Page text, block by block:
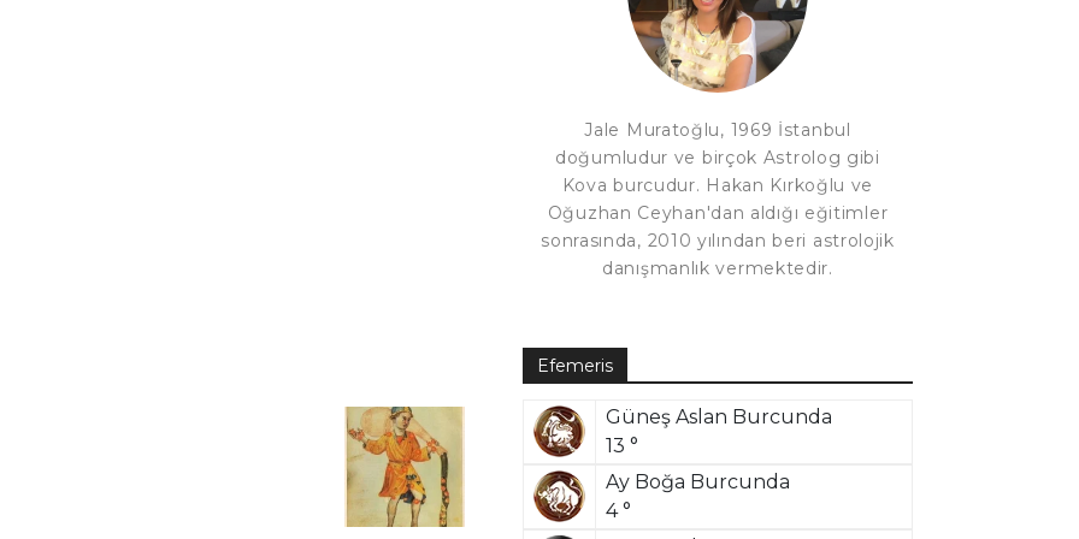
Jale Muratoğlu, 1969 İstanbul
doğumludur ve birçok Astrolog gibi
Kova burcudur. Hakan Kırkoğlu ve
Oğuzhan Ceyhan'dan aldığı eğitimler
sonrasında, 2010 yılından beri astrolojik
danışmanlık vermektedir.
Efemeris
Güneş Aslan Burcunda
13 °
Ay Boğa Burcunda
4 °